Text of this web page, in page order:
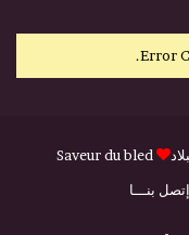
Error
Saveur du bled
إتصل بنـــا